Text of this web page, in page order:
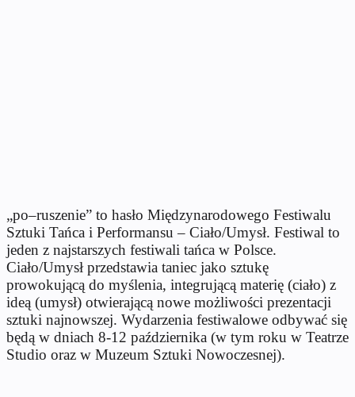
„po–ruszenie” to hasło Międzynarodowego Festiwalu
Sztuki Tańca i Performansu – Ciało/Umysł. Festiwal to
jeden z najstarszych festiwali tańca w Polsce.
Ciało/Umysł przedstawia taniec jako sztukę
prowokującą do myślenia, integrującą materię (ciało) z
ideą (umysł) otwierającą nowe możliwości prezentacji
sztuki najnowszej. Wydarzenia festiwalowe odbywać się
będą w dniach 8-12 października (w tym roku w Teatrze
Studio oraz w Muzeum Sztuki Nowoczesnej).